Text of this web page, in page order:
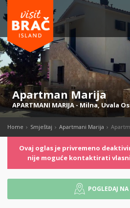
Apartman Marija
APARTMANI MARIJA -Milna,Uvala
Home Smještaj Apartmani Marija
Ovaj oglas je privremeno
nije moguće kontaktirati
POGLEDAJ